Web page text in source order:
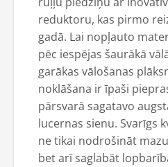
reduktoru, kas pirmo
gadā. Lai nopļauto
pēc iespējas šaurākā
garākas vālošanas
noklāšana ir īpaši
pārsvarā sagatavo
lucernas sienu. Svarīgs
ne tikai nodrošināt
bet arī saglabāt